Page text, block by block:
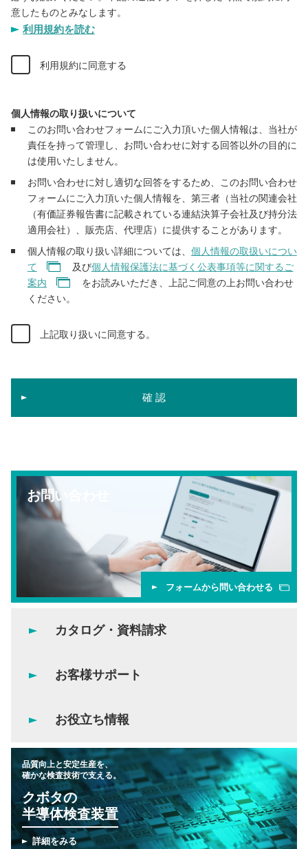
意したものとみなします。
利用規約を読む
利用規約に同意する
個人情報の取り扱いについて
このお問い合わせフォームにご入力頂いた個人情報は、当社が
責任を持って管理し、お問い合わせに対する回答以外の目的に
は使用いたしません。
お問い合わせに対し適切な回答をするため、このお問い合わせ
フォームにご入力頂いた個人情報を、第三者（当社の関連会社
（有価証券報告書に記載されている連結決算子会社及び持分法
適用会社）、販売店、代理店）に提供することがあります。
個人情報の取り扱い詳細については、 個人情報の取扱いについ
て
及び個人情報保護法に基づく公表事項等に関するご
案内
をお読みいただき、上記ご同意の上お問い合わせ
ください。
上記取り扱いに同意する。
お問い合わせ
フォームから問い合わせる
カタログ・資料請求
お客様サポート
お役立ち情報
品質向上と安定生産を、
確かな検査技術で支える。
クボタの
半導体検査装置
詳細をみる